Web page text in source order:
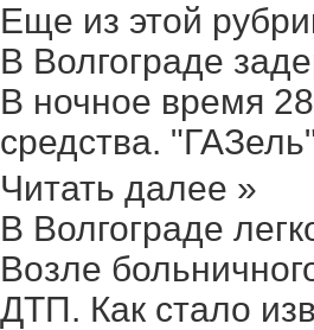
Еще из этой
В Волгограде
В ночное время
средства.
Читать далее »
В Волгограде
Возле
ДТП. Как стало